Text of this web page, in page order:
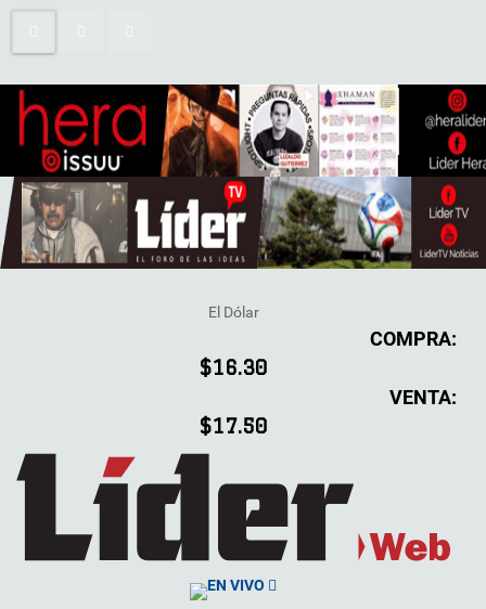
El Dólar
COMPRA:
$16.30
VENTA:
$17.50
EN VIVO